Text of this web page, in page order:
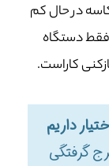
در حال کم
دستگاه
کاراست.
داریم
گرفتگی